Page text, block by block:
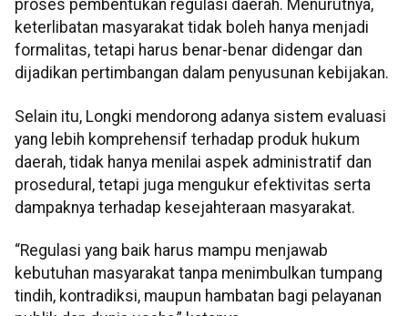
proses pembentukan regulasi daerah. Menurutnya,
keterlibatan masyarakat tidak boleh hanya menjadi
formalitas, tetapi harus benar-benar didengar dan
dijadikan pertimbangan dalam penyusunan kebijakan.
Selain itu, Longki mendorong adanya sistem evaluasi
yang lebih komprehensif terhadap produk hukum
daerah, tidak hanya menilai aspek administratif dan
prosedural, tetapi juga mengukur efektivitas serta
dampaknya terhadap kesejahteraan masyarakat.
“Regulasi yang baik harus mampu menjawab
kebutuhan masyarakat tanpa menimbulkan tumpang
tindih, kontradiksi, maupun hambatan bagi pelayanan